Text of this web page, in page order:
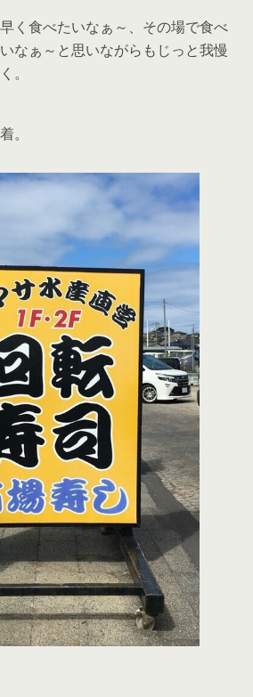
く食べたいなぁ～、その場で食べ
なぁ～と思いながらもじっと我慢
。
。